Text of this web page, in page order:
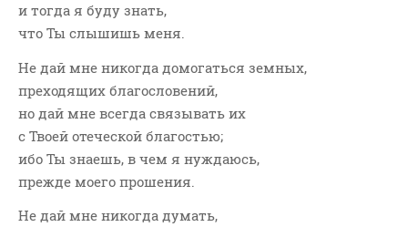
Новости
Поэзия
Притчи
Проповедь-Аудио
Проповедь-Видео
Размышления
Пришествие ИХ"
Семинары Для Лидеров/
и тогда я буду знать,
что Ты слышишь меня.
Не дай мне никогда домогаться земных,
преходящих благословений,
но дай мне всегда связывать их
с Твоей отеческой благостью;
ибо Ты знаешь, в чем я нуждаюсь,
прежде моего прошения.
Не дай мне никогда думать,